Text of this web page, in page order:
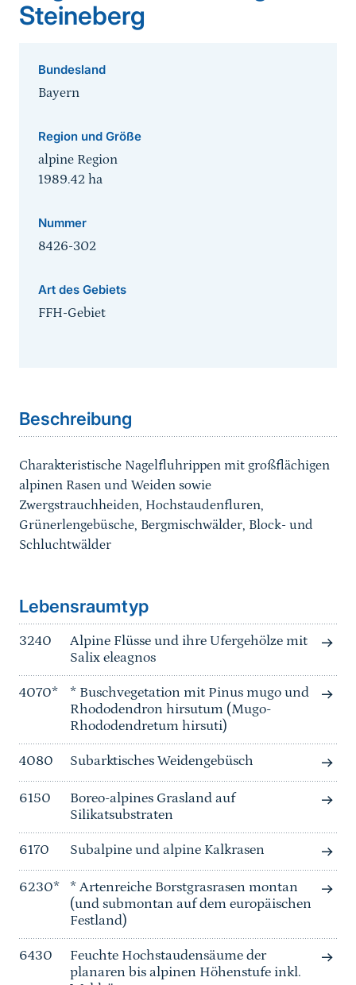
Steineberg
Bundesland
Bayern
Region und Größe
alpine Region
1989.42 ha
Nummer
8426-302
Art des Gebiets
FFH-Gebiet
Beschreibung
Charakteristische Nagelfluhrippen mit großflächigen
alpinen Rasen und Weiden sowie
Zwergstrauchheiden, Hochstaudenfluren,
Grünerlengebüsche, Bergmischwälder, Block- und
Schluchtwälder
Lebensraumtyp
3240
Alpine Flüsse und ihre Ufergehölze mit
Salix eleagnos
4070*
* Buschvegetation mit Pinus mugo und
Rhododendron hirsutum (Mugo-
Rhododendretum hirsuti)
4080 Subarktisches Weidengebüsch
6150
Boreo-alpines Grasland auf
Silikatsubstraten
6170 Subalpine und alpine Kalkrasen
6230*
* Artenreiche Borstgrasrasen montan
(und submontan auf dem europäischen
Festland)
6430
Feuchte Hochstaudensäume der
planaren bis alpinen Höhenstufe inkl.